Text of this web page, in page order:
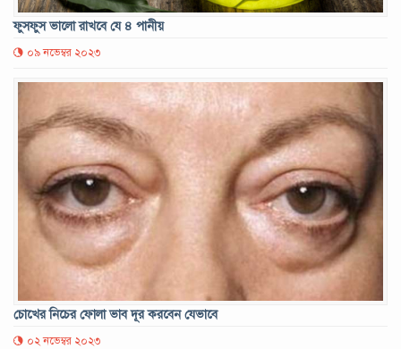
ফুসফুস ভালো রাখবে যে ৪ পানীয়
০৯ নভেম্বর ২০২৩
চোখের নিচের ফোলা ভাব দূর করবেন যেভাবে
০২ নভেম্বর ২০২৩